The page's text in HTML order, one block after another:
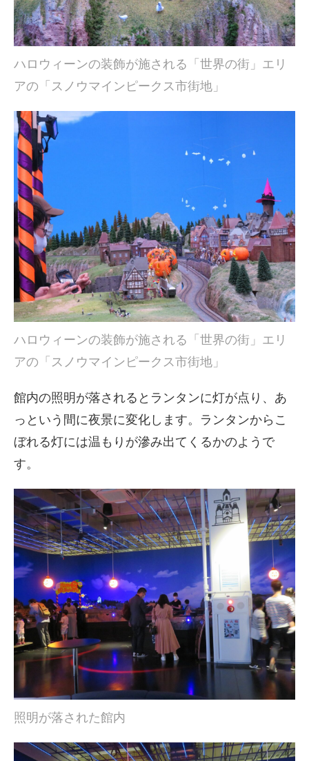
ハロウィーンの装飾が施される「世界の街」エリ
アの「スノウマインピークス市街地」
ハロウィーンの装飾が施される「世界の街」エリ
アの「スノウマインピークス市街地」
館内の照明が落されるとランタンに灯が点り、あ
っという間に夜景に変化します。ランタンからこ
ぼれる灯には温もりが滲み出てくるかのようで
す。
照明が落された館内